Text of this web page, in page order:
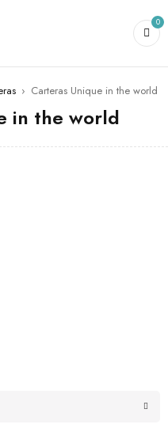
0
› Carteras Unique in the world
in the world